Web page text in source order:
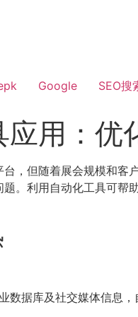
Google SEO搜
用：优
，但随着展会规模和
。利用自动化工具可
据库及社交媒体信息，